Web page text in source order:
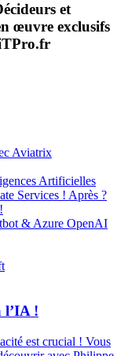
et
œuvre exclusifs
Aviatrix
Artificielles
Services ! Après ?
& Azure OpenAI
l’IA !
est crucial ! Vous